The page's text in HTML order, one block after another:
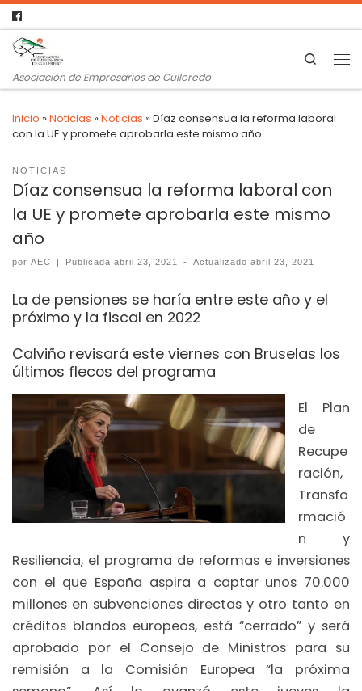
Asociación de Empresarios de Culleredo
Search
Inicio »Noticias »Noticias »Díaz consensua la reforma laboral
con la UE y promete aprobarla este mismo año
NOTICIAS
Díaz consensua la reforma laboral con
la UE y promete aprobarla este mismo
año
por AEC | Publicadaabril 23, 2021 - Actualizadoabril 23, 2021
La de pensiones se haría entre este año y el
próximo y la fiscal en 2022
Calviño revisará este viernes con Bruselas los
últimos flecos del programa
El Plan
de
Recupe
ración,
Transfo
rmació
n y
Resiliencia, el programa de reformas e inversiones
con el que España aspira a captar unos 70.000
millones en subvenciones directas y otro tanto en
créditos blandos europeos, está “cerrado” y será
aprobado por el Consejo de Ministros para su
remisión a la Comisión Europea “la próxima